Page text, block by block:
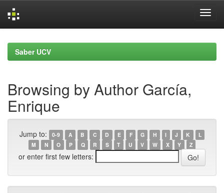
navigationSaber UCV
Browsing by Author García,
Enrique
Jump to: 0-9 A B C D E F G H I J K
L
M
N O P Q R S T U V W X Y Z
or enter first few letters: